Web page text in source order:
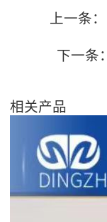
上一条：
下一条：
相关产品